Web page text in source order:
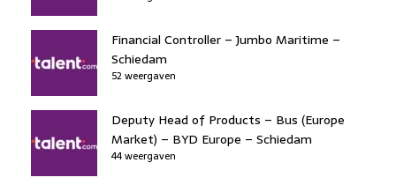
Financial Controller – Jumbo Maritime –
Schiedam
52 weergaven
Deputy Head of Products – Bus (Europe
Market) – BYD Europe – Schiedam
44 weergaven